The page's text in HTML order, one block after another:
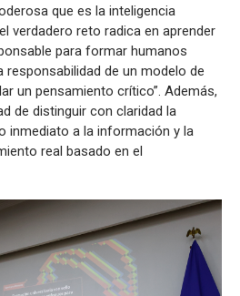
que es la inteligencia
verdadero reto radica en aprender
para formar humanos
de un modelo de
un pensamiento crítico”. Además,
de distinguir con claridad la
inmediato a la información y la
real basado en el